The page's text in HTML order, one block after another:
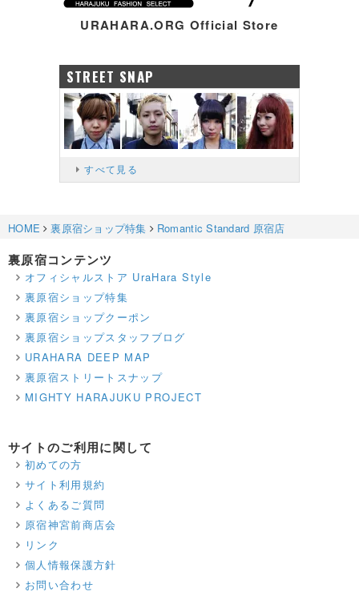
URAHARA.ORG Official Store
STREET SNAP
すべて見る
HOME 裏原宿ショップ特集 Romantic Standard 原宿店
裏原宿コンテンツ
オフィシャルストア UraHara Style
裏原宿ショップ特集
裏原宿ショップクーポン
裏原宿ショップスタッフブログ
URAHARA DEEP MAP
裏原宿ストリートスナップ
MIGHTY HARAJUKU PROJECT
サイトのご利用に関して
初めての方
サイト利用規約
よくあるご質問
原宿神宮前商店会
リンク
個人情報保護方針
お問い合わせ